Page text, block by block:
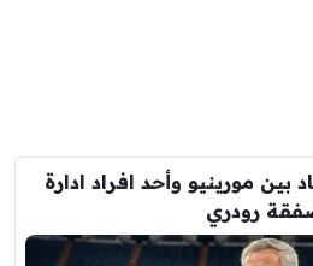
مورينيو وأحد افراد ادارة
صفقة رودري